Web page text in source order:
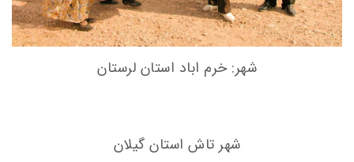
شهر: خرم اباد استان لرستان
شهر تاش استان گیلان